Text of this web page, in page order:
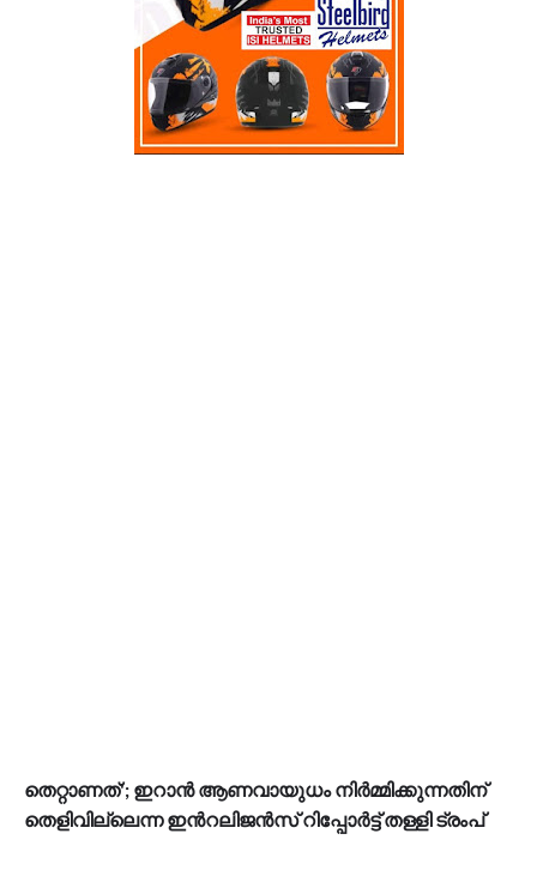
തെറ്റാണത്'; ഇറാൻ ആണവായുധം നിർമ്മിക്കുന്നതിന്
തെളിവില്ലെന്ന ഇന്‍റലിജൻസ് റിപ്പോർട്ട് തള്ളി ട്രംപ്